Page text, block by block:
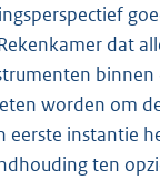
dat
worden om
eerste instantie
ten